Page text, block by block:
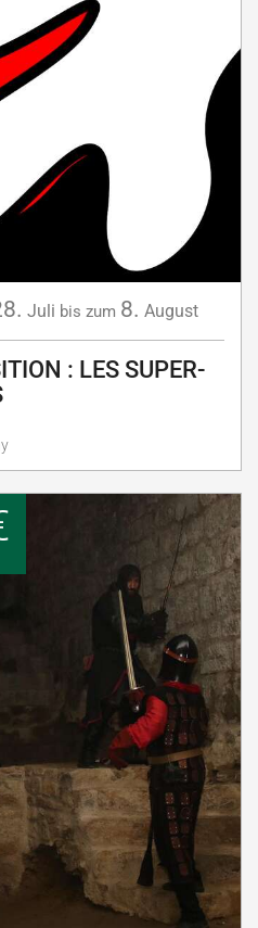
Juli bis zum 8. August
: LES SUPER-